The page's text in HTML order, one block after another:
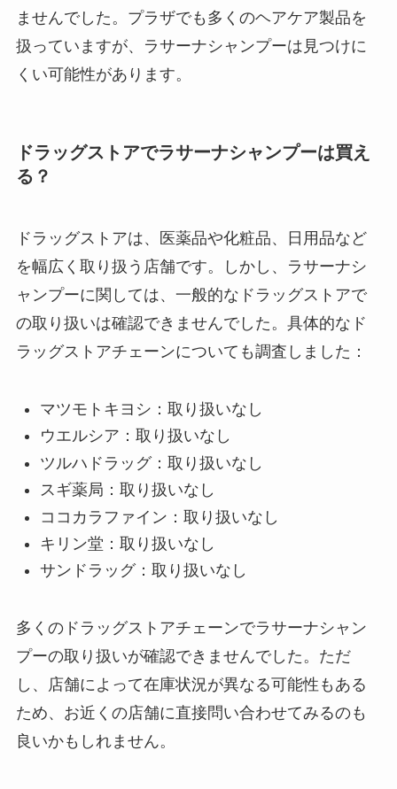
ませんでした。プラザでも多くのヘアケア製品を
扱っていますが、ラサーナシャンプーは見つけに
くい可能性があります。
ドラッグストアでラサーナシャンプーは買え
る？
ドラッグストアは、医薬品や化粧品、日用品など
を幅広く取り扱う店舗です。しかし、ラサーナシ
ャンプーに関しては、一般的なドラッグストアで
の取り扱いは確認できませんでした 。具体的なド
ラッグストアチェーンについても調査しました：
マツモトキヨシ：取り扱いなし
ウエルシア：取り扱いなし
ツルハドラッグ：取り扱いなし
スギ薬局：取り扱いなし
ココカラファイン：取り扱いなし
キリン堂：取り扱いなし
サンドラッグ：取り扱いなし
多くのドラッグストアチェーンでラサーナシャン
プーの取り扱いが確認できませんでした。ただ
し、店舗によって在庫状況が異なる可能性もある
ため、お近くの店舗に直接問い合わせてみるのも
良いかもしれません。